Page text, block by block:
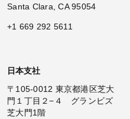
Santa Clara, CA 95054
+1 669 292 5611
日本支社
〒105-0012 東京都港区芝大
門１丁目２−４ グランビズ
芝大門1階